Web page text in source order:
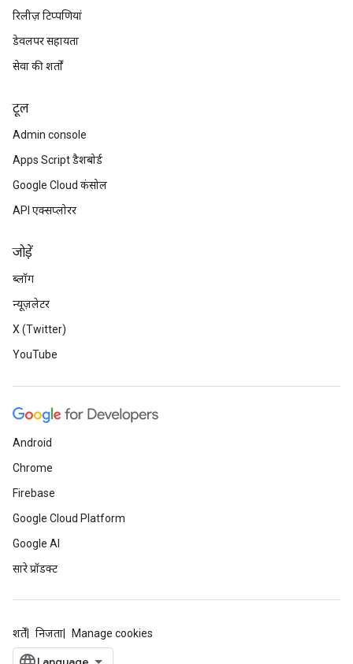
रिलीज़ टिप्पणियां
डेवलपर सहायता
सेवा की शर्तों
टूल
Admin console
Apps Script डैशबोर्ड
Google Cloud कंसोल
API एक्सप्लोरर
जोड़ें
ब्लॉग
न्यूज़लेटर
X (Twitter)
YouTube
Android
Chrome
Firebase
Google Cloud Platform
Google AI
सारे प्रॉडक्ट
शर्तें निजता Manage cookies